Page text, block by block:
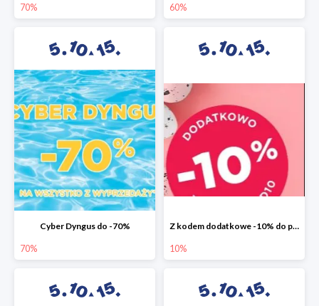
70% 60%
Cyber Dyngus do -70%
70%
Z kodem dodatkowe -10% do promocji -50%!
10%